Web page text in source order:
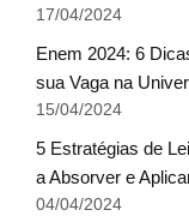
17/04/2024
Enem 2024: 6
sua Vaga na
15/04/2024
5 Estratégias de
a Absorver e
04/04/2024